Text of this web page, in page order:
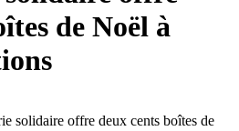
de Noël à